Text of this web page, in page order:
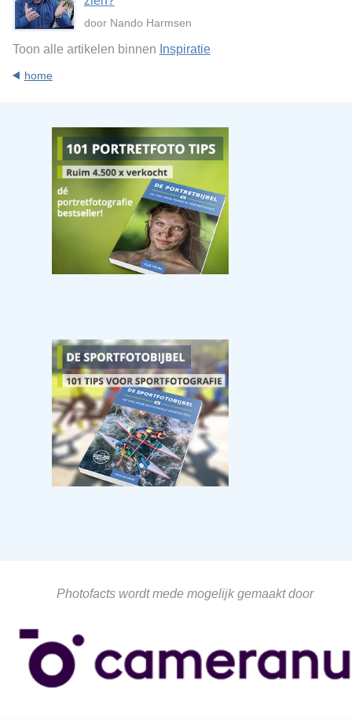
door Nando Harmsen
Toon alle artikelen binnen Inspiratie
home
Photofacts wordt mede mogelijk gemaakt door